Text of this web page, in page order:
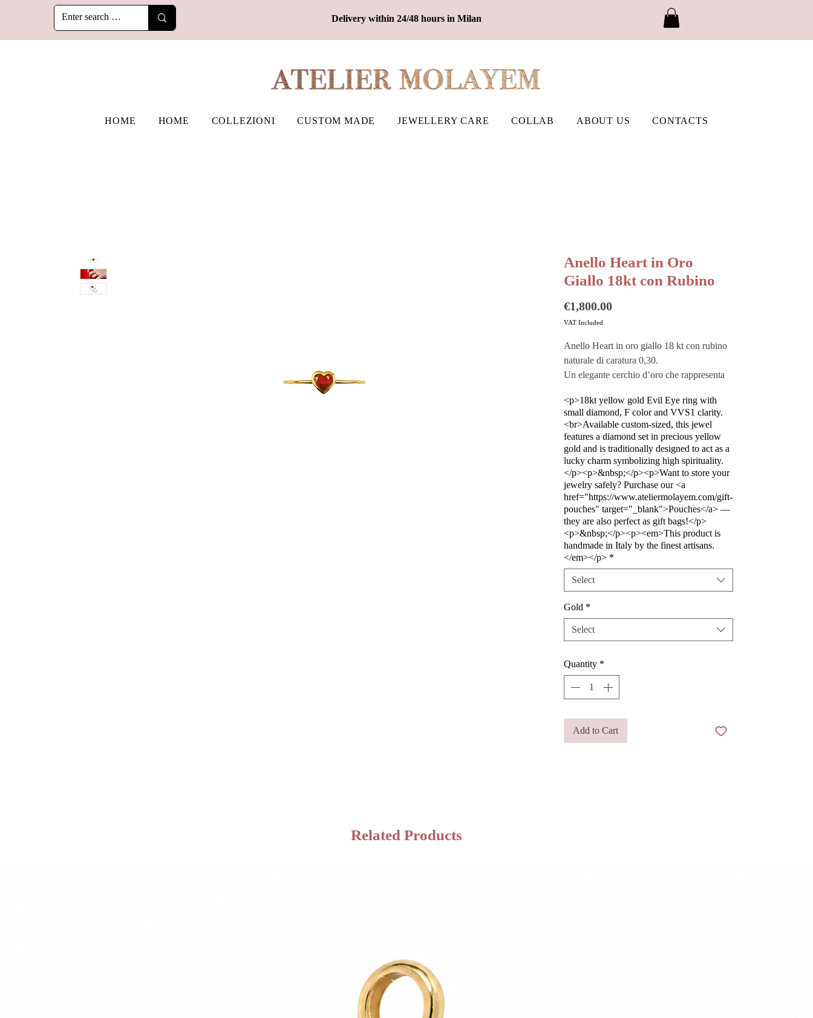
Delivery within 24/48 hours in Milan
HOME HOME COLLEZIONI CUSTOM MADE JEWELLERY CARE COLLAB ABOUT US CONTACTS
Anello Heart in Oro
Giallo 18kt con Rubino
€1,800.00Price
VAT Included
Anello Heart in oro giallo 18 kt con rubino
naturale di caratura 0,30.
Un elegante cerchio d’oro che rappresenta
seconda di come viene indossato.
Personalizzabile e possibile da ordinare
misura.
Vuoi custodire al meglio i tuoi gioielli?
Acquista i nostriPouches sono perfetti
anche come buste regalo!
Questo prodotto è realizzato a mano in
Italia dai migliori artigiani.
<p>18kt yellow gold Evil Eye ring with
small diamond, F color and VVS1 clarity.
<br>Available custom-sized, this jewel
features a diamond set in precious yellow
gold and is traditionally designed to act as a
lucky charm symbolizing high spirituality.
</p><p>&nbsp;</p><p>Want to store your
jewelry safely? Purchase our <a
href="https://www.ateliermolayem.com/gift-
pouches" target="_blank">Pouches</a> —
they are also perfect as gift bags!</p>
<p>&nbsp;</p><p><em>This product is
handmade in Italy by the finest artisans.
</em></p> *
Select
Gold *
Select
Quantity *
Add to Cart
Related Products